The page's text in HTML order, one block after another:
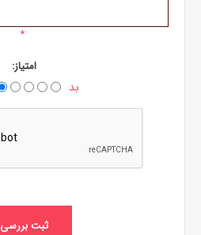
*
امتیاز:
بد
ثبت بررسی